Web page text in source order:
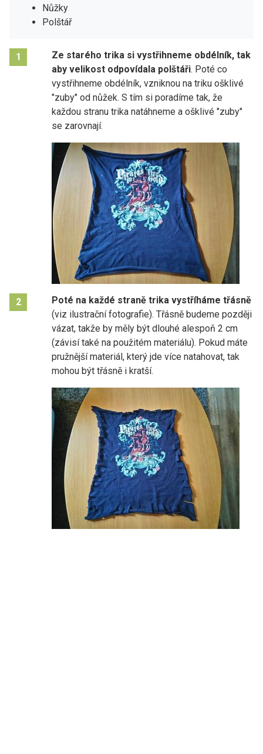
Nůžky
Polštář
1
Ze starého trika si vystřihneme obdélník, tak
aby velikost odpovídala polštáři. Poté co
vystřihneme obdélník, vzniknou na triku ošklivé
"zuby" od nůžek. S tím si poradíme tak, že
každou stranu trika natáhneme a ošklivé "zuby"
se zarovnají.
2
Poté na každé straně trika vystříháme třásně
(viz ilustrační fotografie). Třásně budeme později
vázat, takže by měly být dlouhé alespoň 2 cm
(závisí také na použitém materiálu). Pokud máte
pružnější materiál, který jde více natahovat, tak
mohou být třásně i kratší.